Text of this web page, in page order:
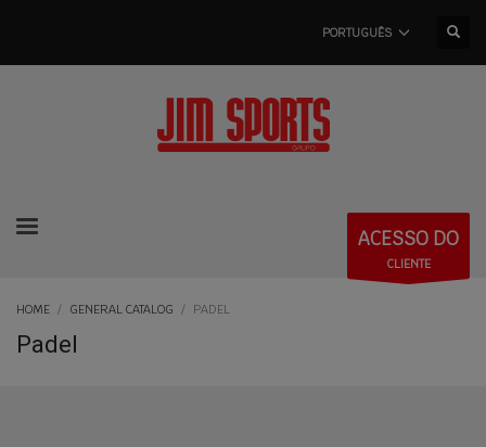
PORTUGUÊS
ACESSO DO
CLIENTE
HOME GENERAL CATALOG PADEL
Padel